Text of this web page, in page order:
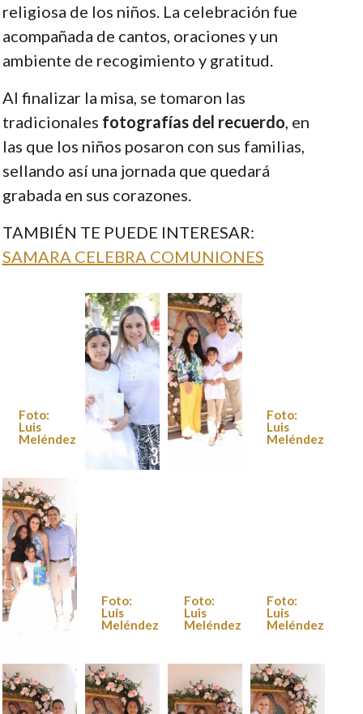
religiosa de los niños. La celebración fue
acompañada de cantos, oraciones y un
ambiente de recogimiento y gratitud.
Al finalizar la misa, se tomaron las
tradicionales fotografías del recuerdo, en
las que los niños posaron con sus familias,
sellando así una jornada que quedará
grabada en sus corazones.
TAMBIÉN TE PUEDE INTERESAR:
SAMARA CELEBRA COMUNIONES
Foto:
Luis
Meléndez
Foto:
Luis
Meléndez
Foto:
Luis
Meléndez
Foto:
Luis
Meléndez
Foto:
Luis
Meléndez
Foto:
Luis
Meléndez